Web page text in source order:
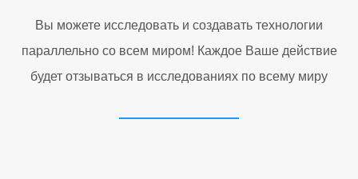
Вы можете исследовать и создавать технологии
параллельно со всем миром! Каждое Ваше действие
будет отзываться в исследованиях по всему миру